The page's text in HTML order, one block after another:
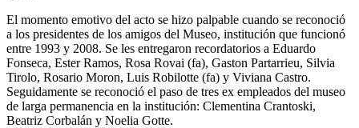
El momento emotivo del acto se hizo palpable cuando se reconoció
a los presidentes de los amigos del Museo, institución que funcionó
entre 1993 y 2008. Se les entregaron recordatorios a Eduardo
Fonseca, Ester Ramos, Rosa Rovai (fa), Gaston Partarrieu, Silvia
Tirolo, Rosario Moron, Luis Robilotte (fa) y Viviana Castro.
Seguidamente se reconoció el paso de tres ex empleados del museo
de larga permanencia en la institución: Clementina Crantoski,
Beatriz Corbalán y Noelia Gotte.